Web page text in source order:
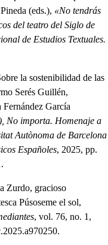
(eds.), «No tendrás
del teatro del Siglo de
de Estudios Textuales.
la sostenibilidad de las
Serés Guillén,
García
No importa. Homenaje a
Autònoma de Barcelona
Españoles, 2025, pp.
Zurdo, gracioso
Púsoseme el sol,
, vol. 76, no. 1,